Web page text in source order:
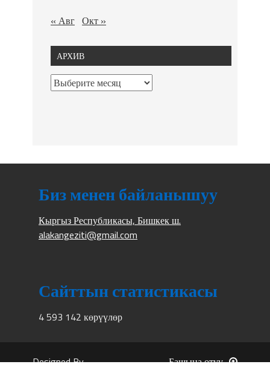
« Авг Окт »
АРХИВ
Биз менен байланышуу
Кыргыз Республикасы, Бишкек ш.
alakangeziti@gmail.com
Сайттын статистикасы
4 593 142 көрүүлөр
Designed By
Башына өтүү